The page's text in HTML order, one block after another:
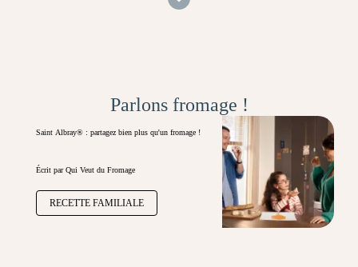
Parlons fromage !
Saint Albray® : partagez bien plus qu'un fromage !
Écrit par Qui Veut du Fromage
RECETTE FAMILIALE